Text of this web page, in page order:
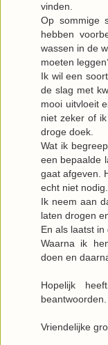
vinden.
Op sommige
hebben
wassen in de
moeten
Ik wil een
de slag met
mooi uitvloeit
niet zeker of
droge doek.
Wat ik
een bepaalde
gaat afgeven.
echt niet nodig.
Ik neem aan
laten drogen
En als laatst
Waarna ik
doen en
Hopelijk
Vriendelijke